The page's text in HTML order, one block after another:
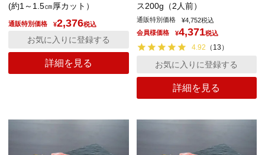
(約1～1.5㎝厚カット）
通販特別価格 ¥2,376税込
詳細を見る
お気に入りに登録する
ス200g（2人前）
通販特別価格 ¥4,752税込
会員様価格
¥4,371税込
4.92 （ 13 ）
詳細を見る
お気に入りに登録する